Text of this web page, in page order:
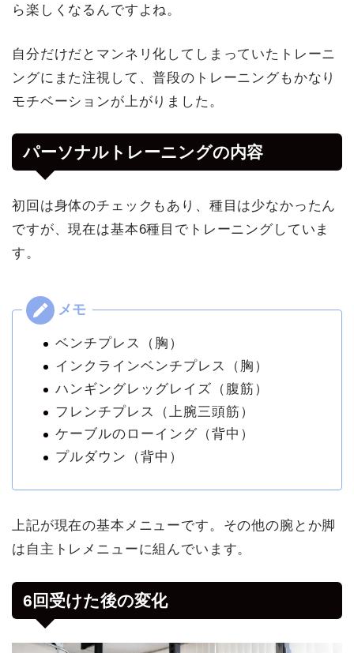
ら楽しくなるんですよね。
自分だけだとマンネリ化してしまっていたトレーニ
ングにまた注視して、普段のトレーニングもかなり
モチベーションが上がりました。
パーソナルトレーニングの内容
初回は身体のチェックもあり、種目は少なかったん
ですが、現在は基本6種目でトレーニングしていま
す。
ベンチプレス（胸）
インクラインベンチプレス（胸）
ハンギングレッグレイズ（腹筋）
フレンチプレス（上腕三頭筋）
ケーブルのローイング（背中）
プルダウン（背中）
上記が現在の基本メニューです。その他の腕とか脚
は自主トレメニューに組んでいます。
6回受けた後の変化